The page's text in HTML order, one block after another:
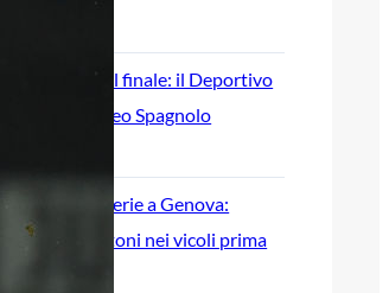
beffa nel finale: il Deportivo
1-0 il Trofeo Spagnolo
tra tifoserie a Genova:
e bastoni nei vicoli prima